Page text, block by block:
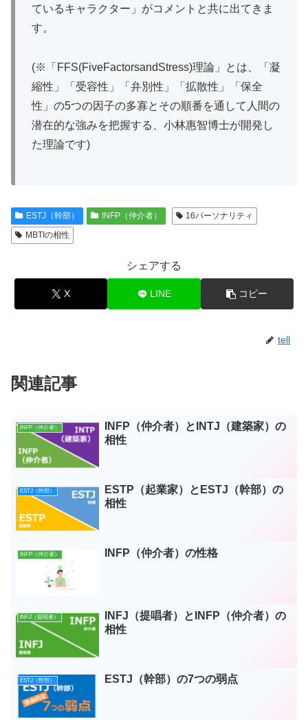
ているキャラクター」がコメントと共に出てきま
す。
(※「FFS(FiveFactorsandStress)理論」とは、「凝
縮性」「受容性」「弁別性」「拡散性」「保全
性」の5つの因子の多寡とその順番を通して人間の
潜在的な強みを把握する、小林惠智博士が開発し
た理論です)
ESTJ（幹部） INFP（仲介者）
16パーソナリティ
MBTIの相性
シェアする
X LINE コピー
tell
関連記事
INFP（仲介者）
INFP（仲介者）とINTJ（建築家）の
相性
ESTJ（幹部）
ESTP（起業家）とESTJ（幹部）の
相性
INFP（仲介者） INFP（仲介者）の性格
INFJ（提唱者）
INFJ（提唱者）とINFP（仲介者）の
相性
ESTJ（幹部） ESTJ（幹部）の7つの弱点